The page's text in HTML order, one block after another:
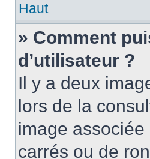
Haut
» Comment
d’utilisateur ?
Il y a deux
lors de la
image associée
carrés ou de